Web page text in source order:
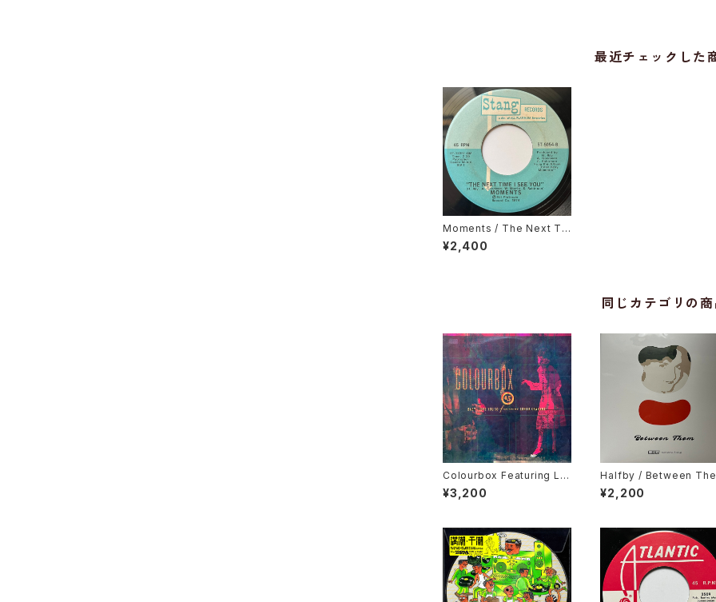
最近チェックした
Moments / The Next Ti
me I See You
¥2,400
同じカテゴリの商
Colourbox Featuring Lor
ita Grahame / Baby I Lov
e You So
¥3,200
Halfby / Between
¥2,200